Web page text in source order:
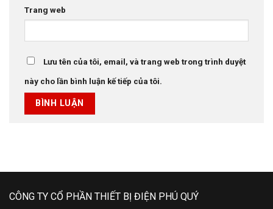
Trang web
Lưu tên của tôi, email, và trang web trong trình duyệt
này cho lần bình luận kế tiếp của tôi.
CÔNG TY CỔ PHẦN THIẾT BỊ ĐIỆN PHÚ QUÝ